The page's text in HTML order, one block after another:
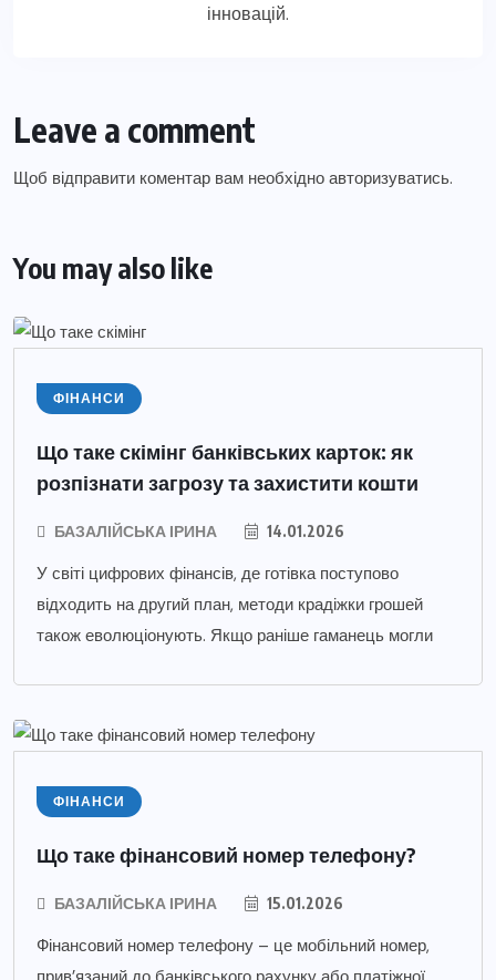
інновацій.
Leave a comment
Щоб відправити коментар вам необхідно авторизуватись.
You may also like
ФІНАНСИ
Що таке скімінг банківських карток: як
розпізнати загрозу та захистити кошти
БАЗАЛІЙСЬКА ІРИНА 14.01.2026
У світі цифрових фінансів, де готівка поступово
відходить на другий план, методи крадіжки грошей
також еволюціонують. Якщо раніше гаманець могли
ФІНАНСИ
Що таке фінансовий номер телефону?
БАЗАЛІЙСЬКА ІРИНА 15.01.2026
Фінансовий номер телефону – це мобільний номер,